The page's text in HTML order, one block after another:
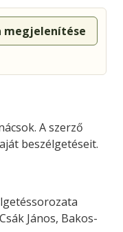
megjelenítése
A szerző
beszélgetéseit.
János, Bakos-